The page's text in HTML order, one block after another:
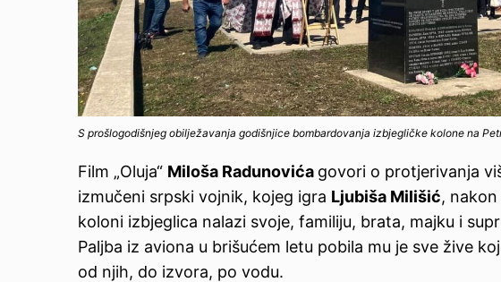
S prošlogodišnjeg obilježavanja godišnjice bombardovanja izbjegličke kolone na
Film „Oluja“ Miloša Radunovića govori o protjerivanja
izmučeni srpski vojnik, kojeg igra Ljubiša Milišić,
koloni izbjeglica nalazi svoje, familiju, brata, majku i
Paljba iz aviona u brišućem letu pobila mu je sve žive
od njih, do izvora, po vodu.